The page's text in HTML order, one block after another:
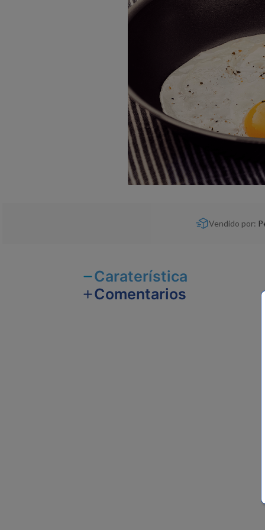
Vendido por:
Caraterística
Comentarios